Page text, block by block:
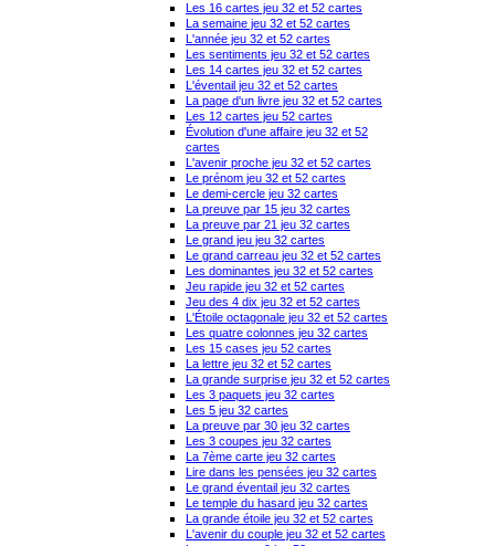
Les 16 cartes jeu 32 et 52 cartes
La semaine jeu 32 et 52 cartes
L'année jeu 32 et 52 cartes
Les sentiments jeu 32 et 52 cartes
Les 14 cartes jeu 32 et 52 cartes
L'éventail jeu 32 et 52 cartes
La page d'un livre jeu 32 et 52 cartes
Les 12 cartes jeu 52 cartes
Évolution d'une affaire jeu 32 et 52
cartes
L'avenir proche jeu 32 et 52 cartes
Le prénom jeu 32 et 52 cartes
Le demi-cercle jeu 32 cartes
La preuve par 15 jeu 32 cartes
La preuve par 21 jeu 32 cartes
Le grand jeu jeu 32 cartes
Le grand carreau jeu 32 et 52 cartes
Les dominantes jeu 32 et 52 cartes
Jeu rapide jeu 32 et 52 cartes
Jeu des 4 dix jeu 32 et 52 cartes
L'Étoile octagonale jeu 32 et 52 cartes
Les quatre colonnes jeu 32 cartes
Les 15 cases jeu 52 cartes
La lettre jeu 32 et 52 cartes
La grande surprise jeu 32 et 52 cartes
Les 3 paquets jeu 32 cartes
Les 5 jeu 32 cartes
La preuve par 30 jeu 32 cartes
Les 3 coupes jeu 32 cartes
La 7ème carte jeu 32 cartes
Lire dans les pensées jeu 32 cartes
Le grand éventail jeu 32 cartes
Le temple du hasard jeu 32 cartes
La grande étoile jeu 32 et 52 cartes
L'avenir du couple jeu 32 et 52 cartes